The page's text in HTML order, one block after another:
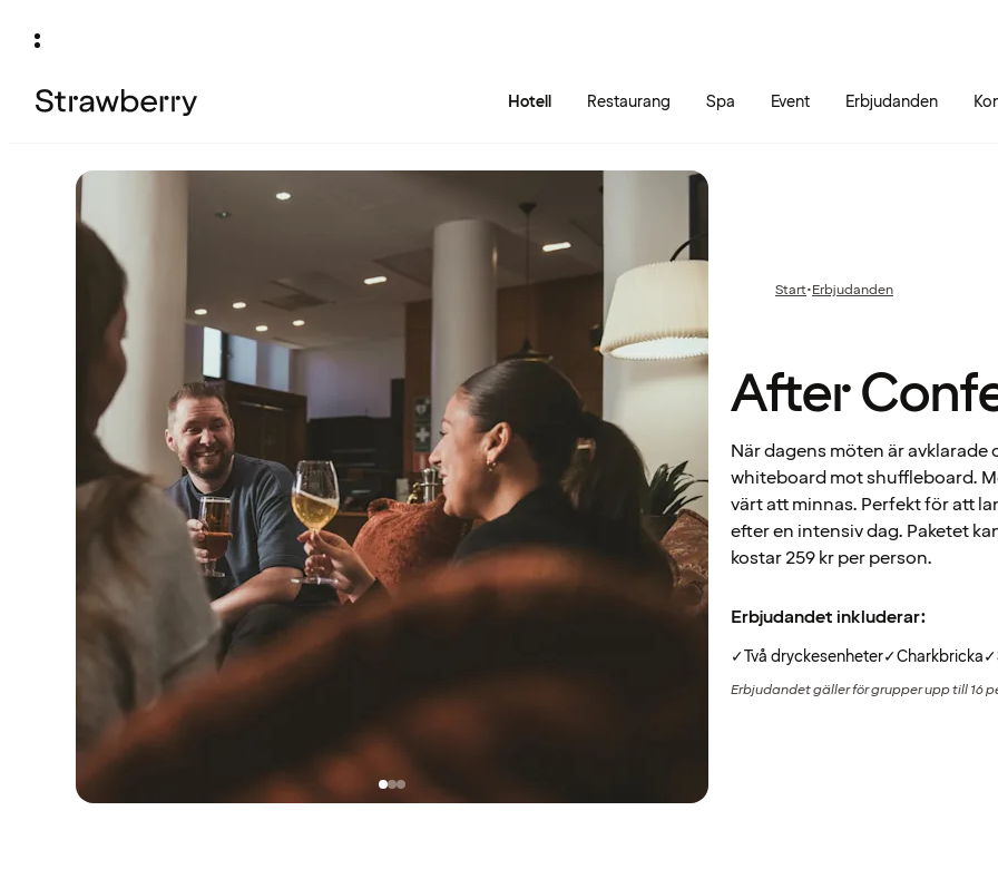
Hotell Restaurang Spa Event Erbjudanden
Start•Föregående
Erbjudanden
Conference
After
När dagens möten är
whiteboard mot shuffleboard.
värt att minnas. Perfekt för att
efter en intensiv dag. Paketet
kostar 259 kr per person.
Erbjudandet inkluderar:
✓Två dryckesenheter✓Charkbricka✓
Erbjudandet gäller för grupper upp till 16